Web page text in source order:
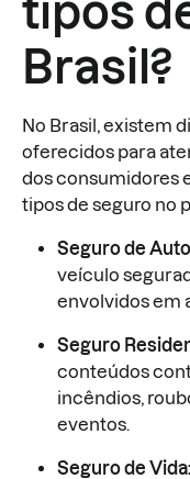
tipos
Brasil?
No Brasil, existem
oferecidos para
dos consumidores
tipos de seguro no
Seguro de
veículo
envolvidos em
Seguro
conteúdos
incêndios,
eventos.
Seguro de Vida: